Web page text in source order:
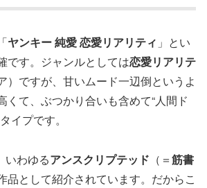
ヤンキー 純愛 恋愛リアリティ 」とい
です。ジャンルとしては恋愛リアリテ
）ですが、甘いムード一辺倒というよ
くて、ぶつかり合いも含めて“人間ド
イプです。
いわゆるアンスクリプテッド （＝筋書
品として紹介されています。だからこ